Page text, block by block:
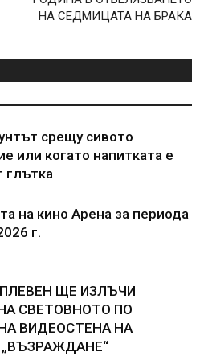
НА СЕДМИЦАТА НА БРАКА
срещу сивото
или когато напитката е
глътка
на кино Арена за периода
г.
ЩЕ ИЗЛЪЧИ
СВЕТОВНОТО ПО
ВИДЕОСТЕНА НА